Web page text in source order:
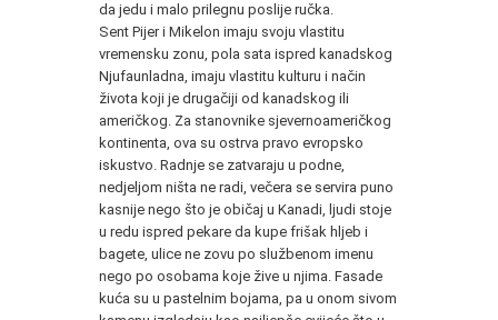
da jedu i malo prilegnu poslije ručka.
Sent Pijer i Mikelon imaju svoju vlastitu
vremensku zonu, pola sata ispred kanadskog
Njufaunladna, imaju vlastitu kulturu i način
života koji je drugačiji od kanadskog ili
američkog. Za stanovnike sjevernoameričkog
kontinenta, ova su ostrva pravo evropsko
iskustvo. Radnje se zatvaraju u podne,
nedjeljom ništa ne radi, večera se servira puno
kasnije nego što je običaj u Kanadi, ljudi stoje
u redu ispred pekare da kupe frišak hljeb i
bagete, ulice ne zovu po službenom imenu
nego po osobama koje žive u njima. Fasade
kuća su u pastelnim bojama, pa u onom sivom